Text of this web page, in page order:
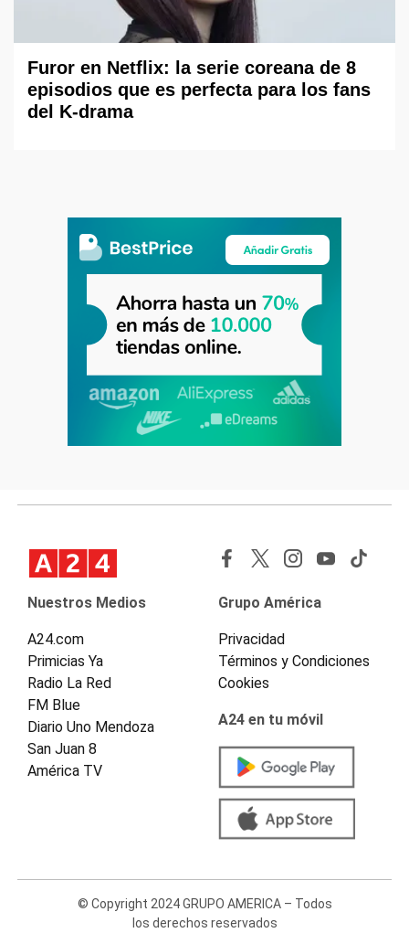
Furor en Netflix: la serie coreana de 8
episodios que es perfecta para los fans
del K-drama
Nuestros Medios
A24.com
Primicias Ya
Radio La Red
FM Blue
Diario Uno Mendoza
San Juan 8
América TV
Grupo América
Privacidad
Términos y Condiciones
Cookies
A24 en tu móvil
© Copyright 2024 GRUPO AMERICA – Todos
los derechos reservados